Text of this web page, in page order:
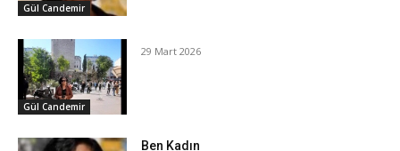
Gül Candemir
Gül Candemir
29 Mart 2026
Ben Kadın